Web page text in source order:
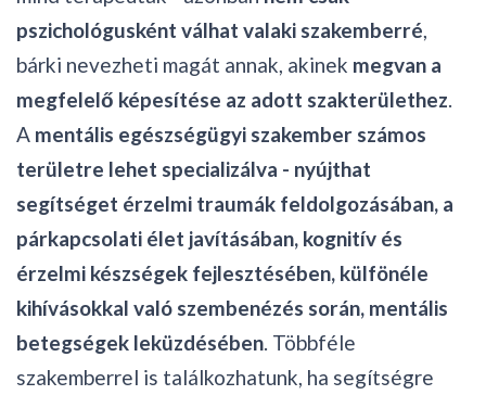
pszichológusként válhat valaki szakemberré,
bárki nevezheti magát annak, akinek megvan a
megfelelő képesítése az adott szakterülethez.
A mentális egészségügyi szakember számos
területre lehet specializálva - nyújthat
segítséget érzelmi traumák feldolgozásában, a
párkapcsolati élet javításában, kognitív és
érzelmi készségek fejlesztésében, külfönéle
kihívásokkal való szembenézés során, mentális
betegségek leküzdésében. Többféle
szakemberrel is találkozhatunk, ha segítségre